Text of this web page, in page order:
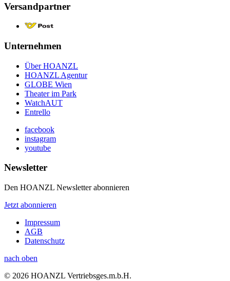
Versandpartner
Unternehmen
Über HOANZL
HOANZL Agentur
GLOBE Wien
Theater im Park
WatchAUT
Entrello
facebook
instagram
youtube
Newsletter
Den HOANZL Newsletter abonnieren
Jetzt abonnieren
Impressum
AGB
Datenschutz
nach oben
© 2026 HOANZL Vertriebsges.m.b.H.